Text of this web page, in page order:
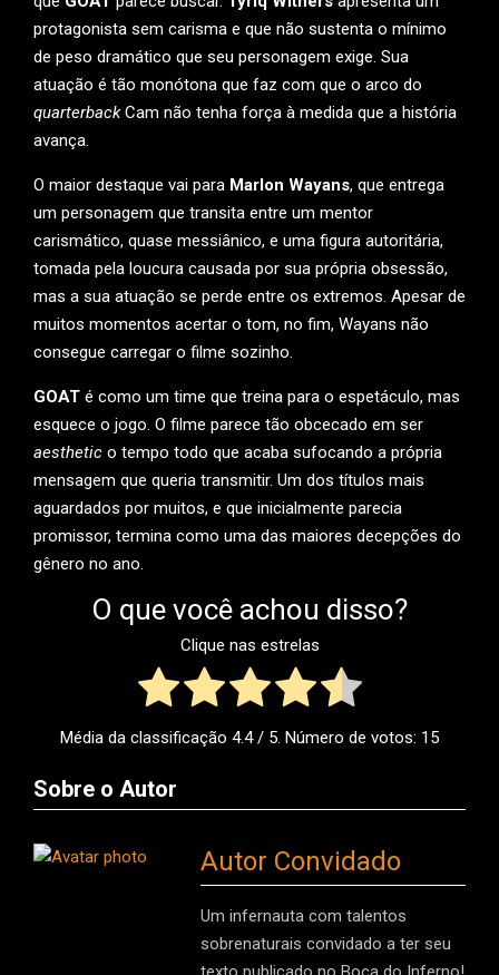
protagonista sem carisma e que não sustenta o mínimo
de peso dramático que seu personagem exige. Sua
atuação é tão monótona que faz com que o arco do
quarterbackCam não tenha força à medida que a história
avança.
O maior destaque vai para Marlon Wayans, que entrega
um personagem que transita entre um mentor
carismático, quase messiânico, e uma figura autoritária,
tomada pela loucura causada por sua própria obsessão,
mas a sua atuação se perde entre os extremos. Apesar de
muitos momentos acertar o tom, no fim, Wayans não
consegue carregar o filme sozinho.
GOAT é como um time que treina para o espetáculo, mas
esquece o jogo. O filme parece tão obcecado em ser
aesthetic o tempo todo que acaba sufocando a própria
mensagem que queria transmitir. Um dos títulos mais
aguardados por muitos, e que inicialmente parecia
promissor, termina como uma das maiores decepções do
gênero no ano.
O que você achou disso?
Clique nas estrelas
Média da classificação 4.4/ 5. Número de votos: 15
Sobre o Autor
Autor Convidado
Um infernauta com talentos
sobrenaturais convidado a ter seu